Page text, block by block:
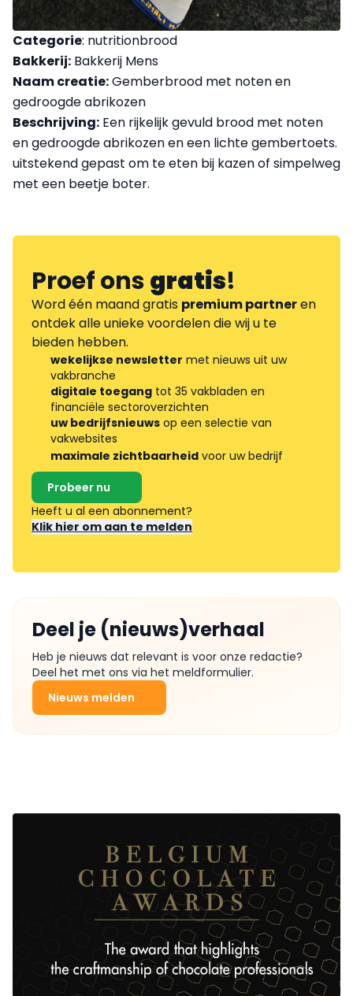
Categorie: nutritionbrood
Bakkerij: Bakkerij Mens
Naam creatie:Gemberbrood met noten en
gedroogde abrikozen
Beschrijving: Een rijkelijk gevuld brood met noten
en gedroogde abrikozen en een lichte gembertoets.
uitstekend gepast om te eten bij kazen of simpelweg
met een beetje boter.
Proef onsgratis!
Word één maand gratis premium partneren
ontdek alle unieke voordelen die wij u te
bieden hebben.
wekelijkse newsletter met nieuws uit uw
vakbranche
digitale toegang tot 35 vakbladen en
financiële sectoroverzichten
uw bedrijfsnieuws op een selectie van
vakwebsites
maximale zichtbaarheid voor uw bedrijf
Probeer nu
Heeft u al een abonnement?
Klik hier om aan te melden
Deel je (nieuws)verhaal
Heb je nieuws dat relevant is voor onze redactie?
Deel het met ons via het meldformulier.
Nieuws melden